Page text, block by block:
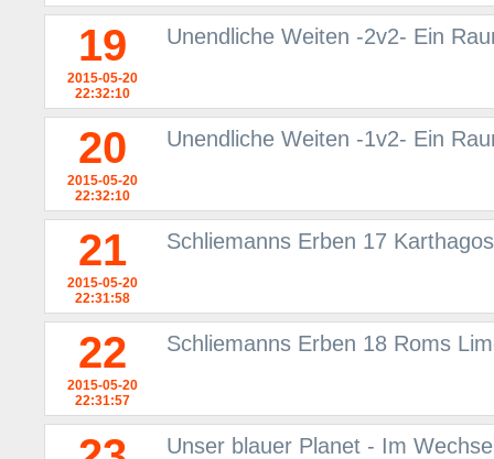
19
2015-05-20
22:32:10
Unendliche Weiten -2v2- Ein
20
2015-05-20
22:32:10
Unendliche Weiten -1v2- Ein
21
2015-05-20
22:31:58
Schliemanns Erben 17
22
2015-05-20
22:31:57
Schliemanns Erben 18 Roms
Unser blauer Planet - Im